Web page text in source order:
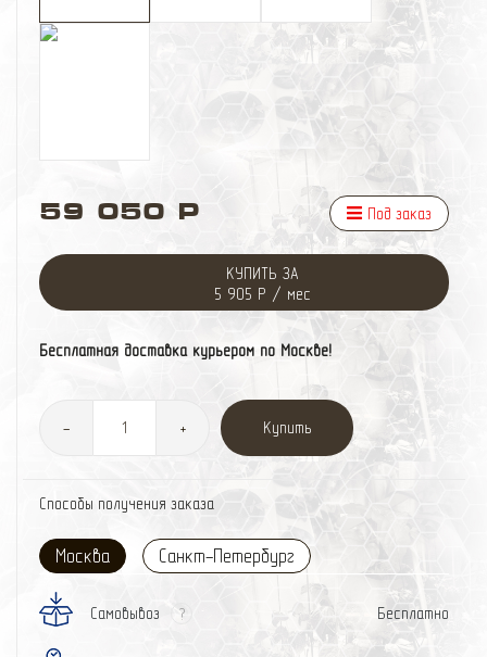
59 050 Р Под заказ
КУПИТЬ ЗА
5 905 Р / мес
Бесплатная доставка курьером по Москве!
- + Купить
Способы получения заказа
Москва Санкт-Петербург
Самовывоз ? Бесплатно